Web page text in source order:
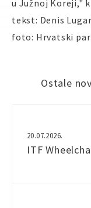
u Južnoj Koreji,"
tekst: Denis
foto: Hrvatski
Ostale
20.07.2026.
ITF